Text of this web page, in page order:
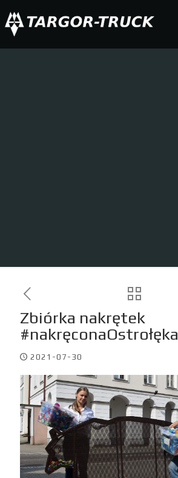
Zbiórka nakrętek
#nakręconaOstrołęka
2021-07-30